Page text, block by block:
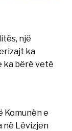
një
ka
ka bërë vetë
Komunën e
në Lëvizjen